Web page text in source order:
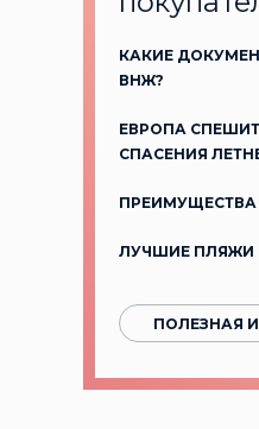
КАКИЕ
ВНЖ?
ЕВРОПА
СПАСЕНИЯ
ЛУЧШИЕ ПЛЯЖИ
ПОЛЕЗНАЯ